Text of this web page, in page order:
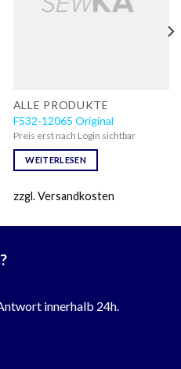
ALLE PRODUKTE
F532-12065 Original
Preis erst nach Login sichtbar
WEITERLESEN
zzgl. Versandkosten
innerhalb 24h.